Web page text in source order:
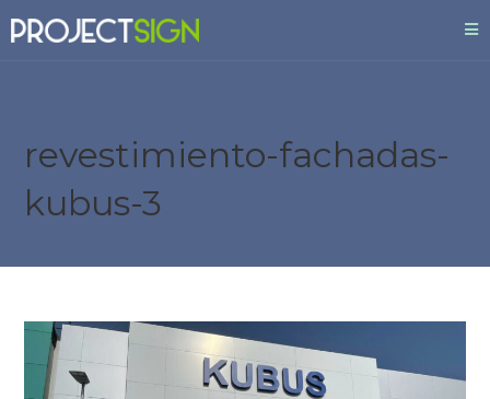
revestimiento-fachadas-
kubus-3